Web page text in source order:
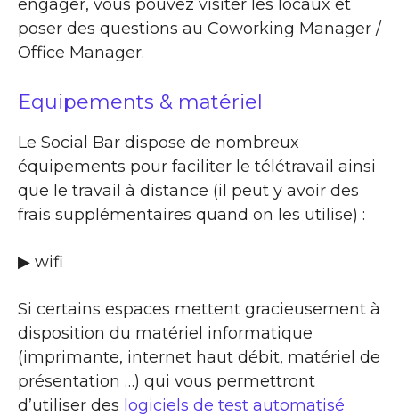
engager, vous pouvez visiter les locaux et
poser des questions au Coworking Manager /
Office Manager.
Equipements & matériel
Le Social Bar dispose de nombreux
équipements pour faciliter le télétravail ainsi
que le travail à distance (il peut y avoir des
frais supplémentaires quand on les utilise) :
▶ wifi
Si certains espaces mettent gracieusement à
disposition du matériel informatique
(imprimante, internet haut débit, matériel de
présentation …) qui vous permettront
d’utiliser des logiciels de test automatisé